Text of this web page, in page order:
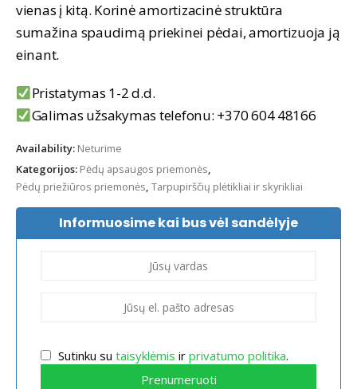
vienas į kitą. Korinė amortizacinė struktūra
sumažina spaudimą priekinei pėdai, amortizuoja ją
einant.
Pristatymas 1-2 d.d.
Galimas užsakymas telefonu: +370 604 48166
Availability: Neturime
Kategorijos: Pėdų apsaugos priemonės,
Pėdų priežiūros priemonės, Tarpupirščių plėtikliai ir skyrikliai
Informuosime kai bus vėl sandėlyje
Sutinku su taisyk­lėmis ir privatumo politika.
Prenumeruoti